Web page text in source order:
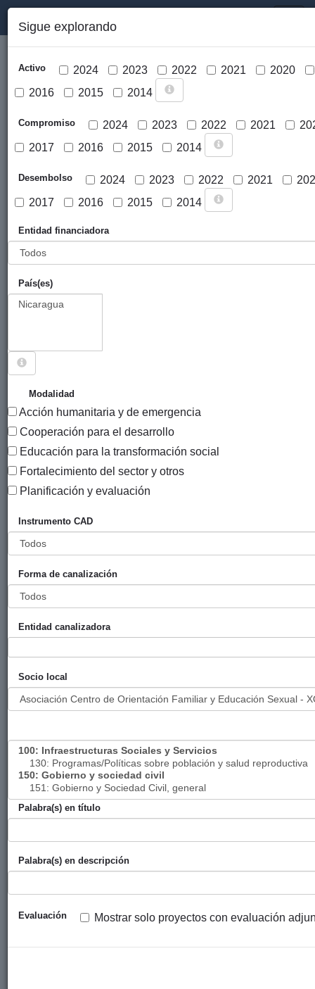
Cargar mapa
Sigue explorando
Activo 2024 2023 2022 2021
2020
2016
2015 2014
Compromiso 2024 2023 2022 2021
2017
2016 2015 2014
Desembolso 2024 2023 2022 2021
2017
2016 2015 2014
Entidad financiadora
País(es)
Modalidad
Acción humanitaria y de emergencia
Cooperación para el desarrollo
Educación para la transformación social
Fortalecimiento del sector y otros
Planificación y evaluación
Instrumento CAD
Forma de canalización
Entidad canalizadora
Socio local
Palabra(s) en título
Palabra(s) en descripción
Evaluación Mostrar solo proyectos con evaluación
PROYECTOS CUYO SOCIO LOCAL ES ASOCIACIÓN
CENTRO DE ORIENTACIÓN FAMILIAR Y
EDUCACIÓN SEXUAL - XOCHILT ACALT.
19 PROYECTOS
Título
Entidad
Fortalecimiento
participación
ciudadana con
perspectiva de
género y
Vasca de
Solidaridad)
Mejora de la
atención de la
sensibilización
desde un
enfoque de
derechos,
equidad de
generacional
en el municipio
Diputación
Foral de
Mugarik
Gabe
2014
rural desde un
género,
(eLankidetza
Vasca de